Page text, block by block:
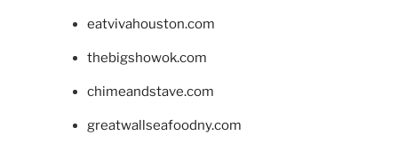
eatvivahouston.com
thebigshowok.com
chimeandstave.com
greatwallseafoodny.com